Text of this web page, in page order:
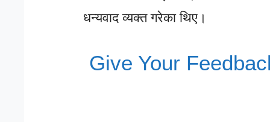
धन्यवाद व्यक्त गरेका थिए।
Give Your